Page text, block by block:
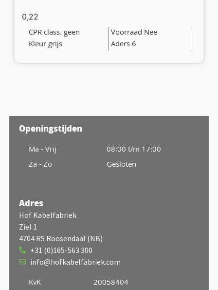
0,22
CPR class. geen
Voorraad Nee
Kleur grijs
Aders 6
Openingstijden
Ma - Vrij
Za - Zo
08:00 t/m 17:00
Gesloten
Adres
Hof Kabelfabriek
Ziel 1
4704 RS Roosendaal (NB)
+31 (0)165-563 300
info@hofkabelfabriek.com
KvK
20058404